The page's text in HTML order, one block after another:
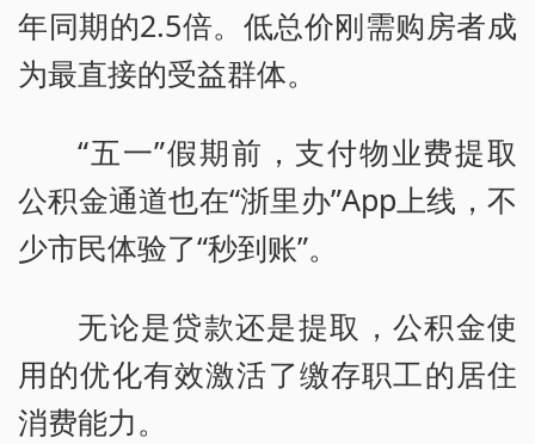
年同期的2.5倍。低总价刚需购房者成
为最直接的受益群体。
“五一”假期前，支付物业费提取
公积金通道也在“浙里办”App上线，不
少市民体验了“秒到账”。
无论是贷款还是提取，公积金使
用的优化有效激活了缴存职工的居住
消费能力。